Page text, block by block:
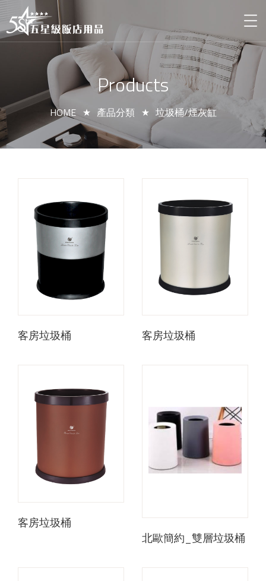
Products
HOME 產品分類 垃圾桶/煙灰缸
客房垃圾桶 客房垃圾桶
客房垃圾桶
北歐簡約_雙層垃圾桶